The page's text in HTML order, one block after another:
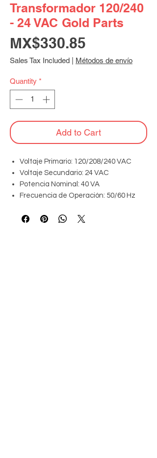
Transformador 120/240
- 24 VAC Gold Parts
MX$330.85
Sales Tax Included Métodos de envío
Quantity *
Add to Cart
Voltaje Primario: 120/208/240 VAC
Voltaje Secundario: 24 VAC
Potencia Nominal: 40 VA
Frecuencia de Operación: 50/60 Hz